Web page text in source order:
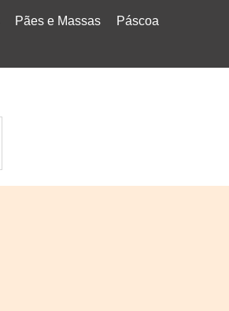
Pães e Massas
Páscoa